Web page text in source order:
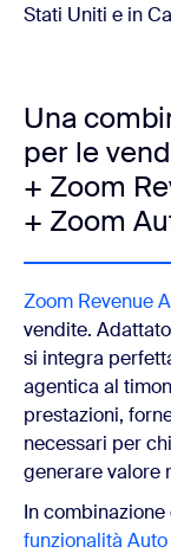
Stati Uniti e in
Una
per le
+ Zoom
+ Zoom
Zoom Revenue
vendite.
si integra
agentica al
prestazioni,
necessari per
generare valore
In combinazione
funzionalità